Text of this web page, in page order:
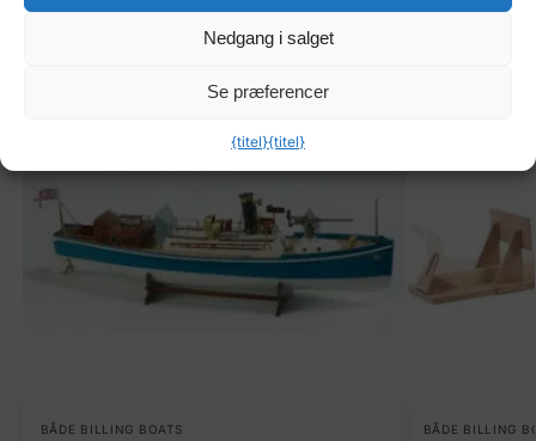
Nedgang i salget
Se præferencer
{titel}{titel}
Relaterede varer
BÅDE BILLING BOATS BÅDE BILLING